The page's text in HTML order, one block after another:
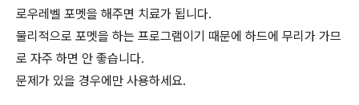
로우레벨 포멧을 해주면 치료가 됩니다.
물리적으로 포멧을 하는 프로그램이기 때문에 하드에 무리가 가므
로 자주 하면 안 좋습니다.
문제가 있을 경우에만 사용하세요.